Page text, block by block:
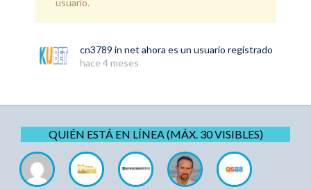
usuario.
cn3789 in net ahora es un usuario registrado
hace 4 meses
QUIÉN ESTÁ EN LÍNEA (MÁX. 30 VISIBLES)